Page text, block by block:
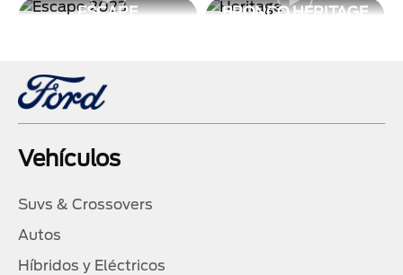
ESCAPE
BRONCO HERITAGE
Vehículos
Suvs & Crossovers
Autos
Híbridos y Eléctricos